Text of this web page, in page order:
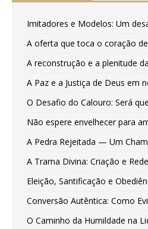
Imitadores e Modelos: Um
A oferta que toca o coração de
A reconstrução e a plenitude
A Paz e a Justiça de Deus em
O Desafio do Calouro: Será
Não espere envelhecer para
A Pedra Rejeitada — Um
A Trama Divina: Criação e
Eleição, Santificação e
Conversão Autêntica: Como
O Caminho da Humildade na